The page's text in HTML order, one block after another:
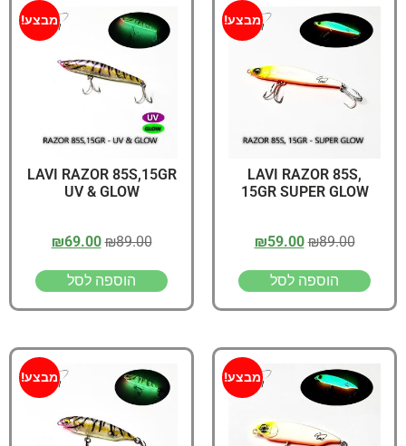
מבצע!
LAVI RAZOR 85S,
15GR SUPER GLOW
₪89.00
₪59.00
הוספה לסל
מבצע!
LAVI RAZOR 85S,15GR
UV & GLOW
₪89.00
₪69.00
הוספה לסל
מבצע! מבצע!